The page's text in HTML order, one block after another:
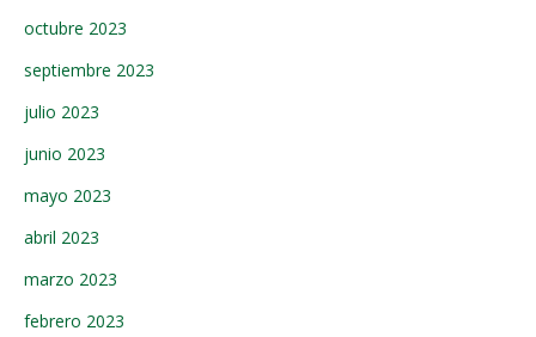
octubre 2023
septiembre 2023
julio 2023
junio 2023
mayo 2023
abril 2023
marzo 2023
febrero 2023